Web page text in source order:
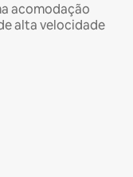
acomodação
alta velocidade